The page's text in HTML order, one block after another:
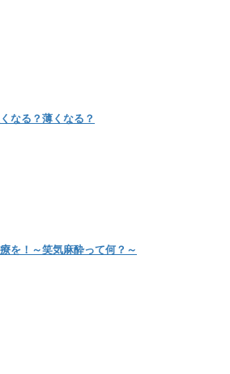
なる？薄くなる？
を！～笑気麻酔って何？～